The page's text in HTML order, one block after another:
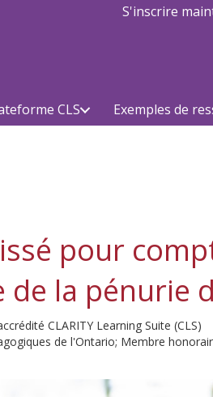
S'inscrire
CLS Exemples de
pour
la pénurie
CLARITY Learning Suite (CLS)
de l'Ontario; Membre